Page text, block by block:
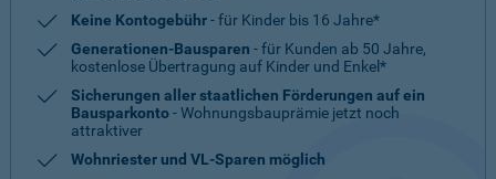
Keine Kontogebühr- für Kinder bis 16 Jahre*
Generationen-Bausparen - für Kunden ab 50 Jahre,
kostenlose Übertragung auf Kinder und Enkel*
Sicherungen aller staatlichen Förderungen auf ein
Bausparkonto- Wohnungsbauprämie jetzt noch
attraktiver
Wohnriester und VL-Sparen möglich